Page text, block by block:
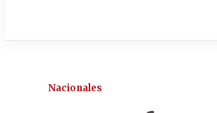
Nacionales